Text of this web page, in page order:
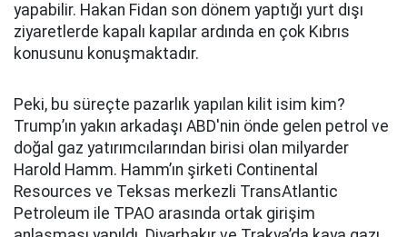
yapabilir. Hakan Fidan son dönem yaptığı yurt dışı
ziyaretlerde kapalı kapılar ardında en çok Kıbrıs
konusunu konuşmaktadır.
Peki, bu süreçte pazarlık yapılan kilit isim kim?
Trump’ın yakın arkadaşı ABD'nin önde gelen petrol ve
doğal gaz yatırımcılarından birisi olan milyarder
Harold Hamm. Hamm’ın şirketi Continental
Resources ve Teksas merkezli TransAtlantic
Petroleum ile TPAO arasında ortak girişim